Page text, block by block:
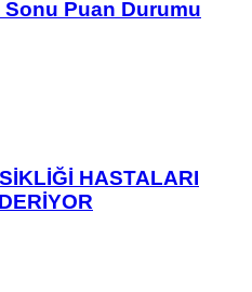
Sonu Puan Durumu
HASTALARI